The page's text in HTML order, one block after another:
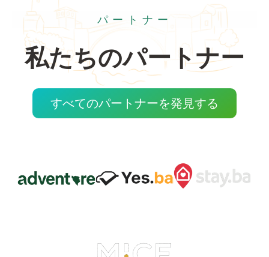
パートナー
私たちのパートナー
すべてのパートナーを発見する